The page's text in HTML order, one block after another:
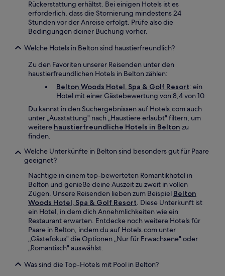
Rückerstattung erhältst. Bei einigen Hotels ist es
erforderlich, dass die Stornierung mindestens 24
Stunden vor der Anreise erfolgt. Prüfe also die
Bedingungen deiner Buchung vorher.
Welche Hotels in Belton sind haustierfreundlich?
Zu den Favoriten unserer Reisenden unter den
haustierfreundlichen Hotels in Belton zählen:
Belton Woods Hotel, Spa & Golf Resort: ein
Hotel mit einer Gästebewertung von 8,4 von 10.
Du kannst in den Suchergebnissen auf Hotels.com auch
unter „Ausstattung" nach „Haustiere erlaubt" filtern, um
weitere haustierfreundliche Hotels in Belton zu
finden.
Welche Unterkünfte in Belton sind besonders gut für Paare
geeignet?
Nächtige in einem top-bewerteten Romantikhotel in
Belton und genieße deine Auszeit zu zweit in vollen
Zügen. Unsere Reisenden lieben zum Beispiel Belton
Woods Hotel, Spa & Golf Resort. Diese Unterkunft ist
ein Hotel, in dem dich Annehmlichkeiten wie ein
Restaurant erwarten. Entdecke noch weitere Hotels für
Paare in Belton, indem du auf Hotels.com unter
„Gästefokus" die Optionen „Nur für Erwachsene" oder
„Romantisch" auswählst.
Was sind die Top-Hotels mit Pool in Belton?